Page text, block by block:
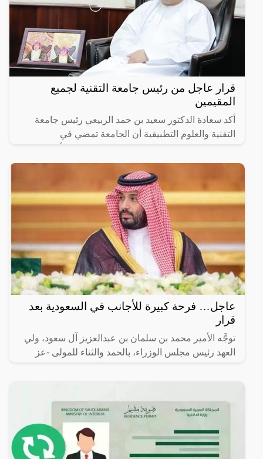
قرار عاجل من رئيس جامعة التقنية لجميع
المقيمين
أكد سعادة الدكتور سعيد بن حمد الربيعي رئيس جامعة
التقنية والعلوم التطبيقية أن الجامعة تمضي في
بإحلال
عاجل… فرحة كبيرة للأجانب في السعودية بعد
قرار
توجَّه الأمير محمد بن سلمان بن عبدالعزيز آل سعود، ولي
العهد رئيس مجلس الوزراء، بالحمد والثناء للمولى -عز